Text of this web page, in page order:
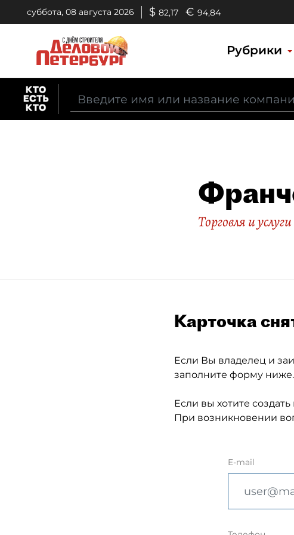
суббота, 08 августа 2026 $ 82,17 € 94,84
Рубрики
Торговля и услуги
Карточка
Если Вы владелец и
заполните форму ниже.
Если вы хотите
При возникновении
E-mail